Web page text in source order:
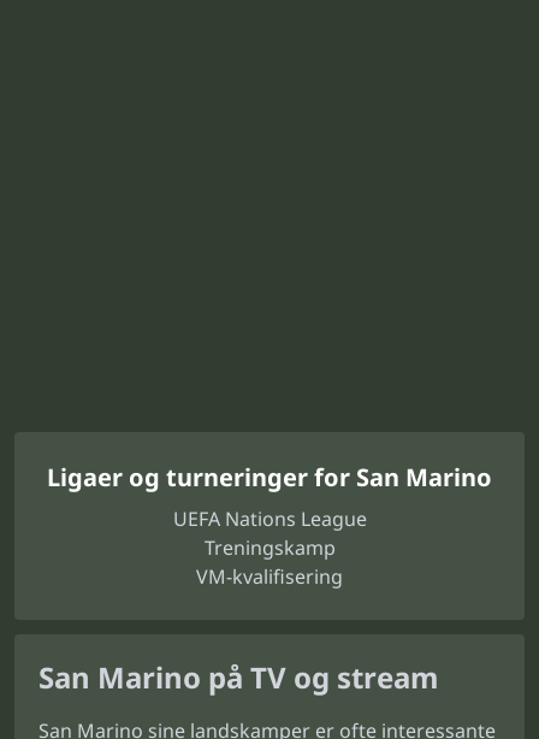
Ligaer og turneringer for San Marino
UEFA Nations League
Treningskamp
VM-kvalifisering
San Marino på TV og stream
San Marino sine landskamper er ofte interessante